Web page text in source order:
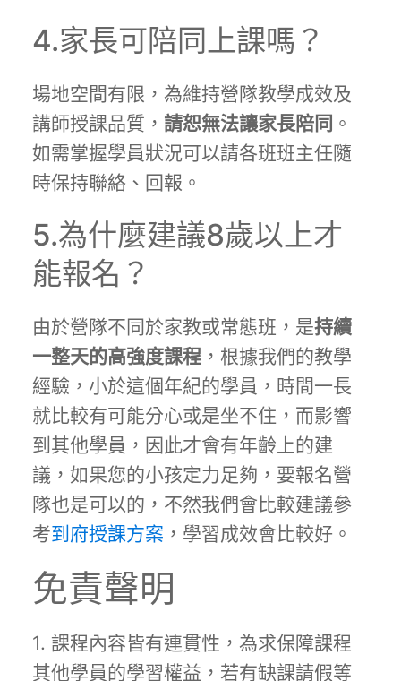
4.家長可陪同上課嗎？
場地空間有限，為維持營隊教學成效及
講師授課品質， 請恕無法讓家長陪同 。
如需掌握學員狀況可以請各班班主任隨
時保持聯絡、回報。
5.為什麼建議8歲以上才
能報名？
由於營隊不同於家教或常態班，是持續
一整天的高強度課程 ，根據我們的教學
經驗，小於這個年紀的學員，時間一長
就比較有可能分心或是坐不住，而影響
到其他學員，因此才會有年齡上的建
議，如果您的小孩定力足夠，要報名營
隊也是可以的，不然我們會比較建議參
考到府授課方案 ，學習成效會比較好。
免責聲明
1. 課程內容皆有連貫性，為求保障課程
其他學員的學習權益，若有缺課請假等